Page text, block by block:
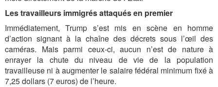
Les travailleurs immigrés attaqués en premier
Immédiatement, Trump s’est mis en scène en homme
d’action signant à la chaîne des décrets sous l’œil des
caméras. Mais parmi ceux-ci, aucun n’est de nature à
enrayer la chute du niveau de vie de la population
travailleuse ni à augmenter le salaire fédéral minimum fixé à
7,25 dollars (7 euros) de l’heure.